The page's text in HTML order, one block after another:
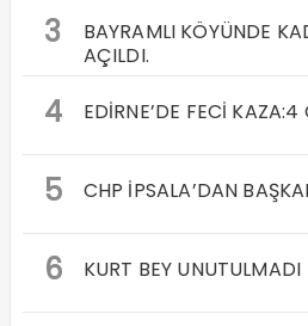
3
BAYRAMLI KÖYÜNDE
AÇILDI.
4 EDİRNE’DE FECİ KAZA:4
5 CHP İPSALA’DAN
6 KURT BEY UNUTULMADI